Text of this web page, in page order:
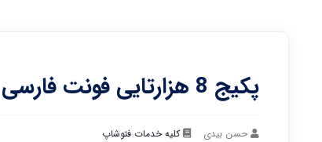
پکیج 8 هزارتایی فونت فارسی
حسن بیدی کلیه خدمات فتوشاپ